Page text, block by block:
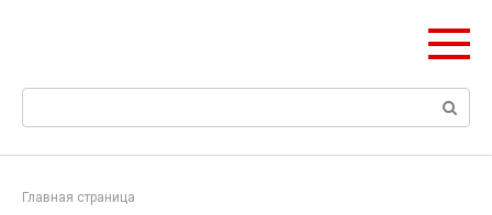
Поиск:
Главная страница